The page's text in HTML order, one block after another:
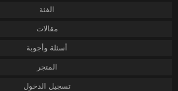
الفئة
مقالات
أسئلة وأجوبة
المتجر
تسجيل الدخول